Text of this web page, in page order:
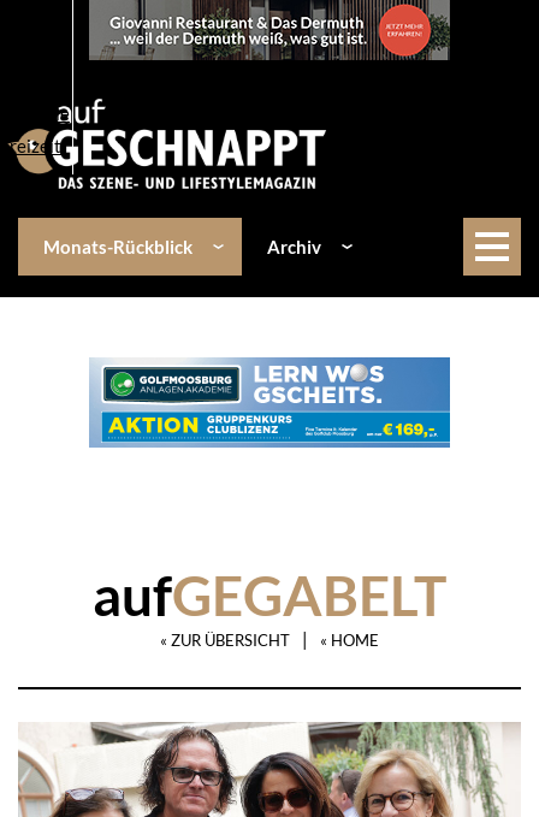
Lifestyle
Freizeit
Monats-Rückblick Archiv
aufGEGABELT
« ZUR ÜBERSICHT | « HOME